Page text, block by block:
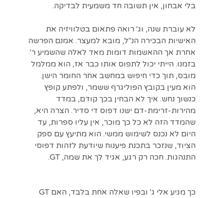
בלי אבחון, אין תשובה חד משמעית לבדיקה.
לא עוברת שנה, וג' רואה פתאום בטלוויזיה את
האישיות הבכירה הנ"ל, מובא למעצר. אמנם הפרשה
אחרת אך ההאשמות דומות מאד לאלה שהשמיע ר'
בזמנו. הייתי יכול לתפוס אותו כבר אז, הוא ממלמל
מובס, תוך כדי חיפוש במחשב אחר החומר הישן.
הוא מעין בקובץ הפוליגרף ששמר, ולפתע קופץ
כנשוך נחש. איך לא הבחין בכך קודם, במדד
מהירות-זרימת-דם ישנו דפוס די סדיר. הצרה היא,
שהמדד הזה לא כל כך מוכר, אין עליו ספרות, עד
היום לא נכנס לשימוש ממשי. הוא מתיעץ עם ספק
הציוד, שנזכר בתכנת פיענוח שיודעת לזהות דפוסי
התנהגות. חכה רק רגע, אגיד לך את שמה, GT.
כך מגיע אלי ג' ובפיו שאלה אחת בלבד, האם GT